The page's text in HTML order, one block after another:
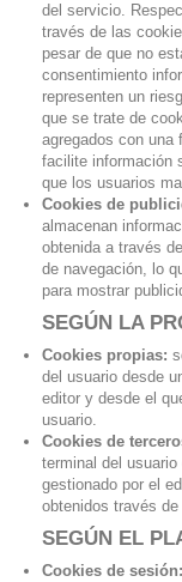
del servicio.
través de las
pesar de que no
consentimiento
representen un
que se trate de
agregados con
facilite información
que los usuarios
Cookies de
almacenan
obtenida a través
de navegación, lo
para mostrar
SEGÚN LA
Cookies propias:
del usuario desde
editor y desde el
usuario.
Cookies de
terminal del
gestionado por el
obtenidos través
SEGÚN EL
Cookies de sesión: